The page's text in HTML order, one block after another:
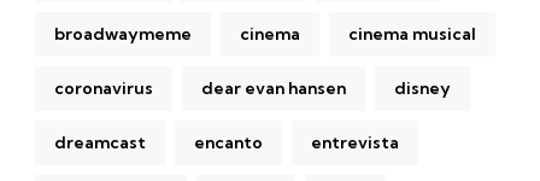
broadwaymeme cinema cinema musical
coronavirus dear evan hansen disney
dreamcast encanto entrevista